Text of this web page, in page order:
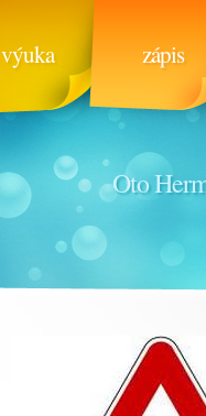
výuka zápis
Oto